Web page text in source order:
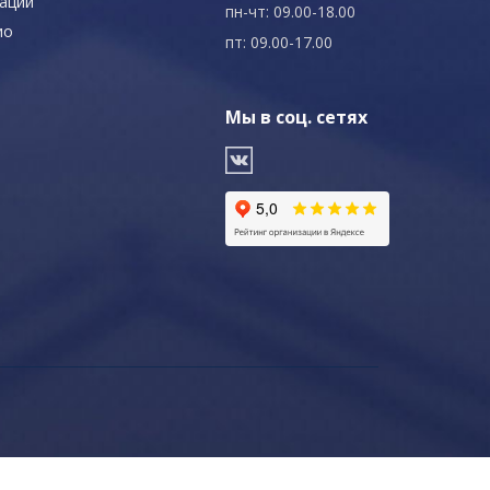
пн-чт: 09.00-18.00
пт: 09.00-17.00
Мы в соц. сетях